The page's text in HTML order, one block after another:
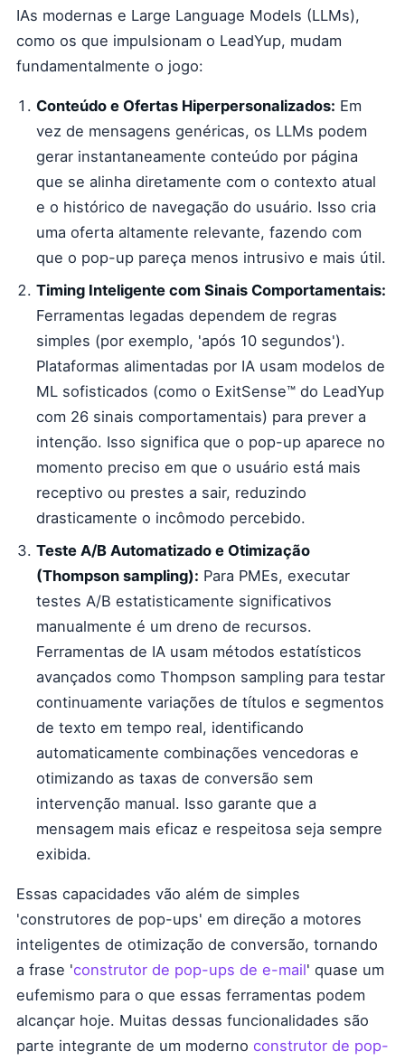
IAs modernas e Large Language Models (LLMs),
como os que impulsionam o LeadYup, mudam
fundamentalmente o jogo:
Conteúdo e Ofertas Hiperpersonalizados: Em
vez de mensagens genéricas, os LLMs podem
gerar instantaneamente conteúdo por página
que se alinha diretamente com o contexto atual
e o histórico de navegação do usuário. Isso cria
uma oferta altamente relevante, fazendo com
que o pop-up pareça menos intrusivo e mais útil.
Timing Inteligente com Sinais Comportamentais:
Ferramentas legadas dependem de regras
simples (por exemplo, 'após 10 segundos').
Plataformas alimentadas por IA usam modelos de
ML sofisticados (como o ExitSense™ do LeadYup
com 26 sinais comportamentais) para prever a
intenção. Isso significa que o pop-up aparece no
momento preciso em que o usuário está mais
receptivo ou prestes a sair, reduzindo
drasticamente o incômodo percebido.
Teste A/B Automatizado e Otimização
(Thompson sampling): Para PMEs, executar
testes A/B estatisticamente significativos
manualmente é um dreno de recursos.
Ferramentas de IA usam métodos estatísticos
avançados como Thompson sampling para testar
continuamente variações de títulos e segmentos
de texto em tempo real, identificando
automaticamente combinações vencedoras e
otimizando as taxas de conversão sem
intervenção manual. Isso garante que a
mensagem mais eficaz e respeitosa seja sempre
exibida.
Essas capacidades vão além de simples
'construtores de pop-ups' em direção a motores
inteligentes de otimização de conversão, tornando
a frase 'construtor de pop-ups de e-mail' quase um
eufemismo para o que essas ferramentas podem
alcançar hoje. Muitas dessas funcionalidades são
parte integrante de um moderno construtor de pop-